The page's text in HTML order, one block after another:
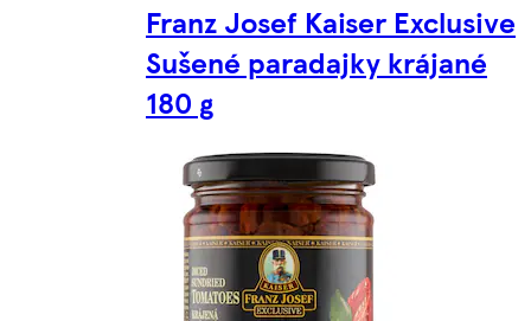
Franz Josef Kaiser Exclusive
Sušené paradajky krájané
180 g